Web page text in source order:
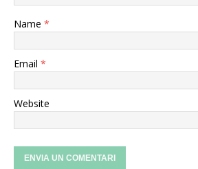
Name *
Email *
Website